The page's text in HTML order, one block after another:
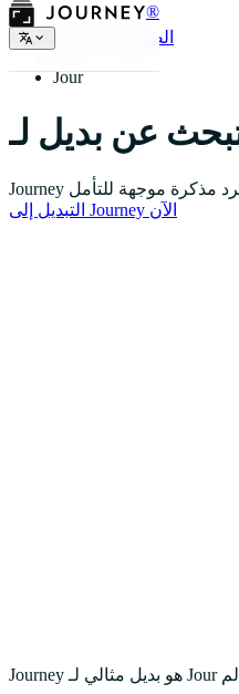
®
الصفحة الرئيسية
Jour
التبديل إلى Journey الآن